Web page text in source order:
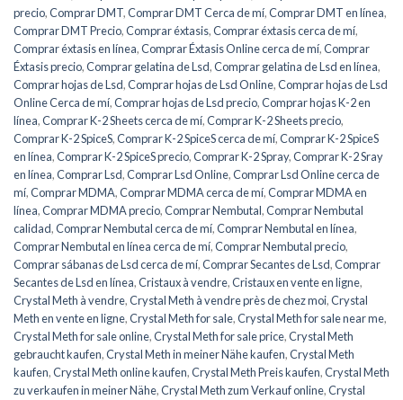
precio,Comprar DMT,Comprar DMT Cerca de mí,Comprar DMT en línea,
Comprar DMT Precio,Comprar éxtasis,Comprar éxtasis cerca de mí,
Comprar éxtasis en línea,Comprar Éxtasis Online cerca de mí,Comprar
Éxtasis precio,Comprar gelatina de Lsd,Comprar gelatina de Lsd en línea,
Comprar hojas de Lsd,Comprar hojas de Lsd Online,Comprar hojas de Lsd
Online Cerca de mí,Comprar hojas de Lsd precio,Comprar hojas K-2 en
línea,Comprar K-2 Sheets cerca de mí,Comprar K-2 Sheets precio,
Comprar K-2 SpiceS,Comprar K-2 SpiceS cerca de mí,Comprar K-2 SpiceS
en línea,Comprar K-2 SpiceS precio,Comprar K-2 Spray,Comprar K-2 Sray
en línea,Comprar Lsd,Comprar Lsd Online,Comprar Lsd Online cerca de
mí,Comprar MDMA,Comprar MDMA cerca de mí,Comprar MDMA en
línea,Comprar MDMA precio,Comprar Nembutal,Comprar Nembutal
calidad,Comprar Nembutal cerca de mí,Comprar Nembutal en línea,
Comprar Nembutal en línea cerca de mí,Comprar Nembutal precio,
Comprar sábanas de Lsd cerca de mí,Comprar Secantes de Lsd,Comprar
Secantes de Lsd en línea,Cristaux à vendre,Cristaux en vente en ligne,
Crystal Meth à vendre,Crystal Meth à vendre près de chez moi,Crystal
Meth en vente en ligne,Crystal Meth for sale,Crystal Meth for sale near me,
Crystal Meth for sale online,Crystal Meth for sale price,Crystal Meth
gebraucht kaufen,Crystal Meth in meiner Nähe kaufen,Crystal Meth
kaufen,Crystal Meth online kaufen,Crystal Meth Preis kaufen,Crystal Meth
zu verkaufen in meiner Nähe,Crystal Meth zum Verkauf online,Crystal